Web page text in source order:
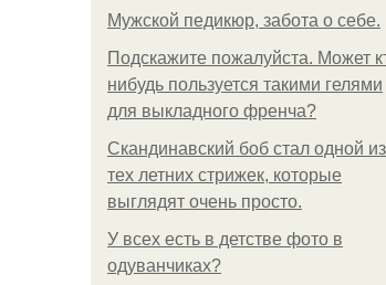
Мужской педикюр, забота о себе.
Подскажите пожалуйста. Может
нибудь пользуется такими гелями
для выкладного френча?
Скандинавский боб стал одной из
тех летних стрижек, которые
выглядят очень просто.
У всех есть в детстве фото в
одуванчиках?